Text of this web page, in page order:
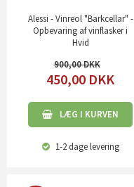
Alessi - Vinreol "Barkcellar" -
Opbevaring af vinflasker i
Hvid
900,00
450,00 DKK
LÆG I KURVEN
1-2 dagelevering